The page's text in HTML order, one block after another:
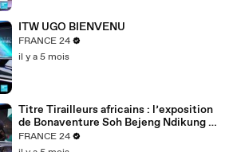
ITW UGO BIENVENU
FRANCE 24
il y a 5 mois
Titre Tirailleurs africains : l’exposition
de Bonaventure Soh Bejeng Ndikung à
Berlin
FRANCE 24